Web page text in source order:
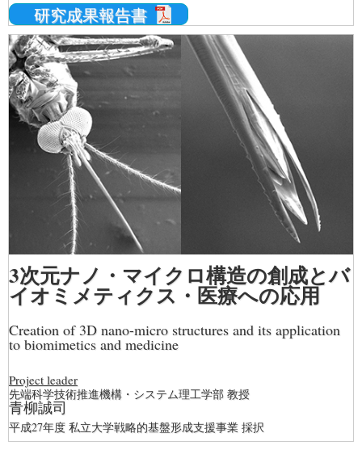
研究成果報告書
3次元ナノ・マイクロ構造の創成とバ
イオミメティクス・医療への応用
Creation of 3D nano-micro structures and its application
to biomimetics and medicine
Project leader
先端科学技術推進機構・システム理工学部 教授
青柳誠司
平成27年度 私立大学戦略的基盤形成支援事業 採択